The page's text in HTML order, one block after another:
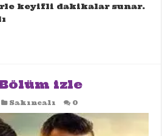
keyifli dakikalar sunar.
izle
Sakıncalı 0